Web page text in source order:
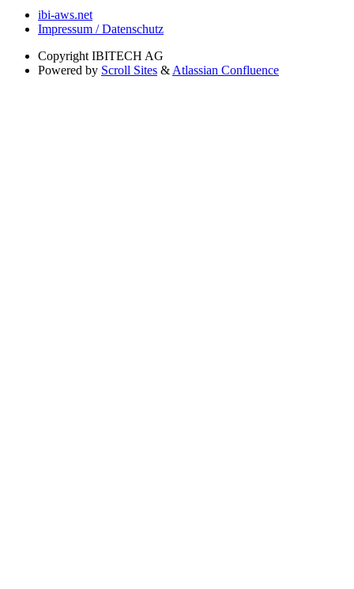
ibi-aws.net
Impressum / Datenschutz
Copyright IBITECH AG
Powered by Scroll Sites & Atlassian Confluence